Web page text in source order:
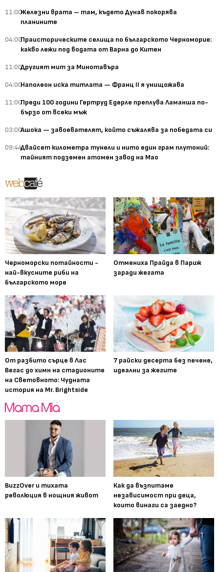
11:00Железни врата – там, където Дунав покорява
планините
04:00Праисторическите селища по българското Черноморие:
какво лежи под водата от Варна до Китен
11:00Другият мит за Минотавъра
04:00Наполеон иска титлата — Франц II я унищожава
11:00Преди 100 години Гертруд Едерле преплува Ламанша по-
бързо от всеки мъж
03:00Ашока — завоевателят, който съжалява за победата си
09:44Двайсет километра тунели и нито един грам плутоний:
тайният подземен атомен завод на Мао
Черноморски потайности -
най-вкусните риби на
българското море
Отмениха Прайда в Париж
заради жегата
От разбито сърце в Лас
Вегас до химн на стадионите
на Световното: Чудната
история на Mr. Brightside
7 райски десерта без печене,
идеални за жегите
BuzzOver и тихата
революция в нощния живот
Как да възпитаме
независимост при деца,
които винаги са заедно?